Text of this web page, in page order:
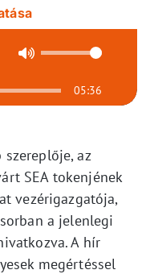
05:36
az
SEA tokenjének
vezérigazgatója,
a jelenlegi
A hír
megértéssel